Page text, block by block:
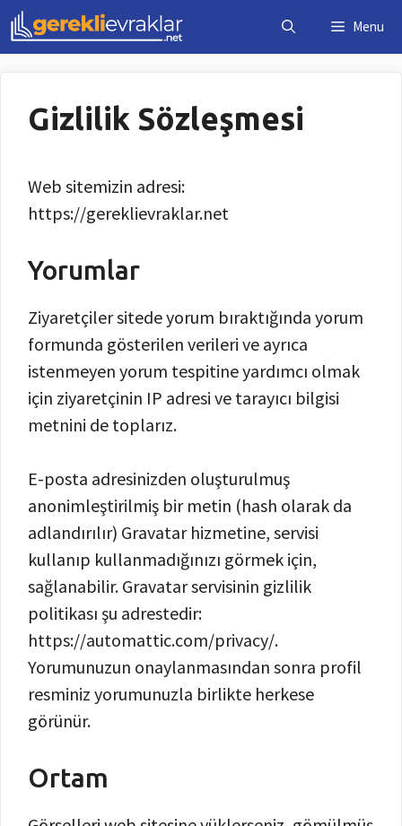
İçeriğe
atla
Menu
Gizlilik Sözleşmesi
Web sitemizin adresi:
https://gereklievraklar.net
Yorumlar
Ziyaretçiler sitede yorum bıraktığında yorum
formunda gösterilen verileri ve ayrıca
istenmeyen yorum tespitine yardımcı olmak
için ziyaretçinin IP adresi ve tarayıcı bilgisi
metnini de toplarız.
E-posta adresinizden oluşturulmuş
anonimleştirilmiş bir metin (hash olarak da
adlandırılır) Gravatar hizmetine, servisi
kullanıp kullanmadığınızı görmek için,
sağlanabilir. Gravatar servisinin gizlilik
politikası şu adrestedir:
https://automattic.com/privacy/.
Yorumunuzun onaylanmasından sonra profil
resminiz yorumunuzla birlikte herkese
görünür.
Ortam